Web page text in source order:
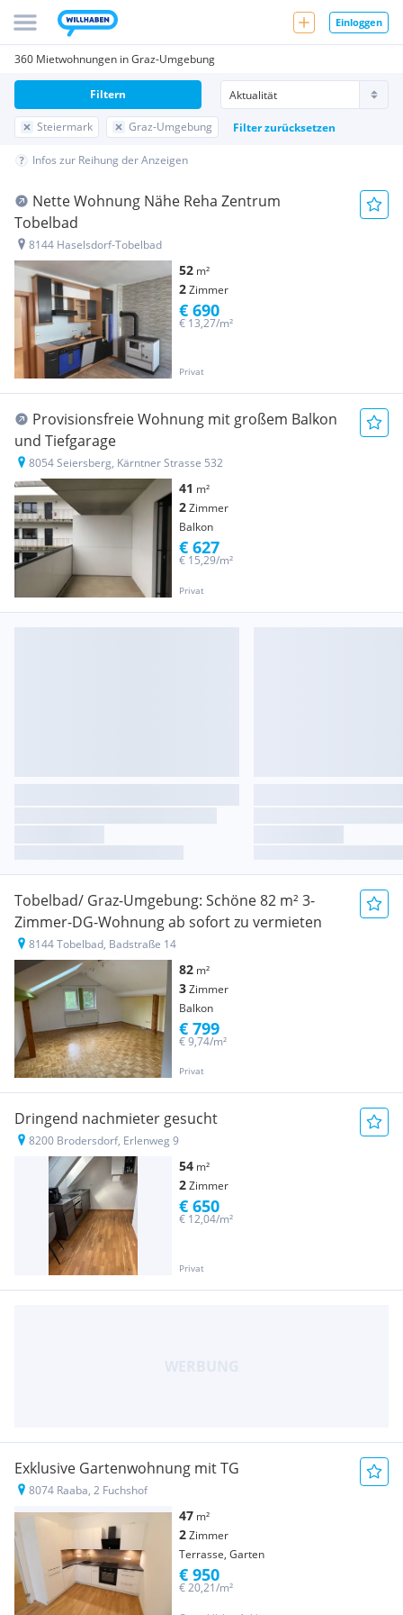
Einloggen
360 Mietwohnungen in Graz-Umgebung
Steiermark Graz-Umgebung Filter zurücksetzen
Filtern
Infos zur Reihung der Anzeigen
Nette Wohnung Nähe Reha Zentrum
Tobelbad
8144 Haselsdorf-Tobelbad
52 m²
2Zimmer
Privat
€ 13,27/m²
€ 690
Provisionsfreie Wohnung mit großem Balkon
und Tiefgarage
8054 Seiersberg, Kärntner Strasse 532
41 m²
2Zimmer
Balkon
Privat
€ 15,29/m²
€ 627
Tobelbad/ Graz-Umgebung: Schöne 82 m² 3-
Zimmer-DG-Wohnung ab sofort zu vermieten
8144 Tobelbad, Badstraße 14
82 m²
3Zimmer
Balkon
Privat
€ 9,74/m²
€ 799
Dringend nachmieter gesucht
8200 Brodersdorf, Erlenweg 9
54 m²
2Zimmer
Privat
€ 12,04/m²
€ 650
Exklusive Gartenwohnung mit TG
8074 Raaba, 2 Fuchshof
47 m²
2Zimmer
Terrasse, Garten
€ 20,21/m²
€ 950